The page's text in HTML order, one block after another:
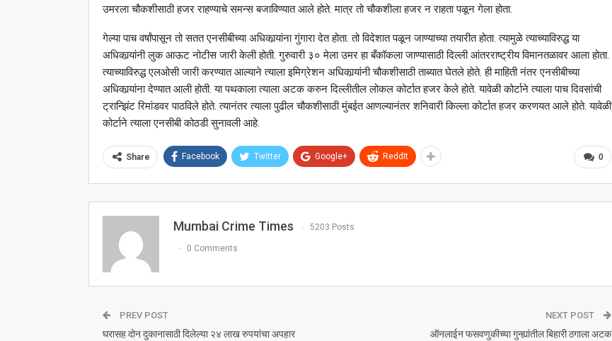
उमरला चौकशीसाठी हजर राहण्याचे समन्स बजाविण्यात आले होते. मात्र तो चौकशीला हजर न राहता पळून गेला होता.
गेल्या पाच वर्षांपासून तो सतत एनसीबीच्या अधिकार्‍यांना गुंगारा देत होता. तो विदेशात पळून जाण्याच्या तयारीत होता. त्यामुळे त्याच्याविरुद्ध या
अधिकार्‍यांनी लुक आऊट नोटीस जारी केली होती. गुरुवारी ३० मेला उमर हा बँकॉकला जाण्यासाठी दिल्ली आंतरराष्ट्रीय विमानतळावर आला होता.
त्याच्याविरुद्ध एलओसी जारी करण्यात आल्याने त्याला इमिग्रेशन अधिकार्‍यांनी चौकशीसाठी ताब्यात घेतले होते. ही माहिती नंतर एनसीबीच्या
अधिकार्‍यांना देण्यात आली होती. या पथकाला त्याला अटक करुन दिल्लीतील लोकल कोर्टात हजर केले होते. यावेळी कोर्टाने त्याला पाच दिवसांची
ट्रान्झिंट रिमांडवर पाठविले होते. त्यानंतर त्याला पुढील चौकशीसाठी मुंबईत आणल्यानंतर शनिवारी किल्ला कोर्टात हजर करणयत आले होते. यावेळी
कोर्टाने त्याला एनसीबी कोठडी सुनावली आहे.
0
Share Facebook Twitter Google+ ReddIt
Mumbai Crime Times 5203 Posts
0 Comments
PREV POST
घरासह दोन दुकानासाठी दिलेल्या २४ लाख रुपयांचा अपहार
NEXT POST
ऑनलाईन फसवणुकीच्या गुन्ह्यांतील बिहारी ठगाला अटक